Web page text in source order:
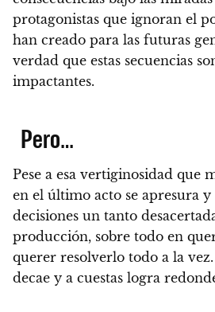
protagonistas que ignoran el
han creado para las futuras
verdad que estas secuencias
impactantes.
Pero…
Pese a esa vertiginosidad que
en el último acto se apresura y
decisiones un tanto
producción, sobre todo en
querer resolverlo todo a la vez.
decae y a cuestas logra